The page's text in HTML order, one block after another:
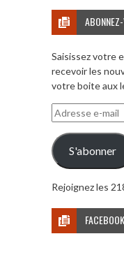
Saisissez votre
recevoir les
votre boite aux
Adresse
e-
mail
S'abonner
Rejoignez les
FACEBOOK